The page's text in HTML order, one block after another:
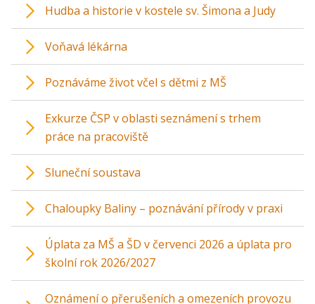
Hudba a historie v kostele sv. Šimona a Judy
Voňavá lékárna
Poznáváme život včel s dětmi z MŠ
Exkurze ČSP v oblasti seznámení s trhem
práce na pracoviště
Sluneční soustava
Chaloupky Baliny – poznávání přírody v praxi
Úplata za MŠ a ŠD v červenci 2026 a úplata pro
školní rok 2026/2027
Oznámení o přerušeních a omezeních provozu